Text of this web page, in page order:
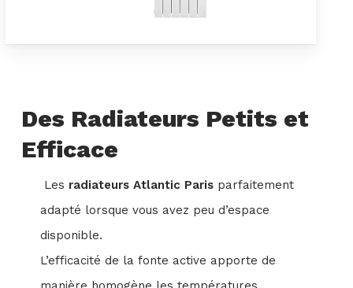
Des Radiateurs Petits et
Efficace
Les radiateurs Atlantic Parisparfaitement
adapté lorsque vous avez peu d’espace
disponible.
L’efficacité de la fonte active apporte de